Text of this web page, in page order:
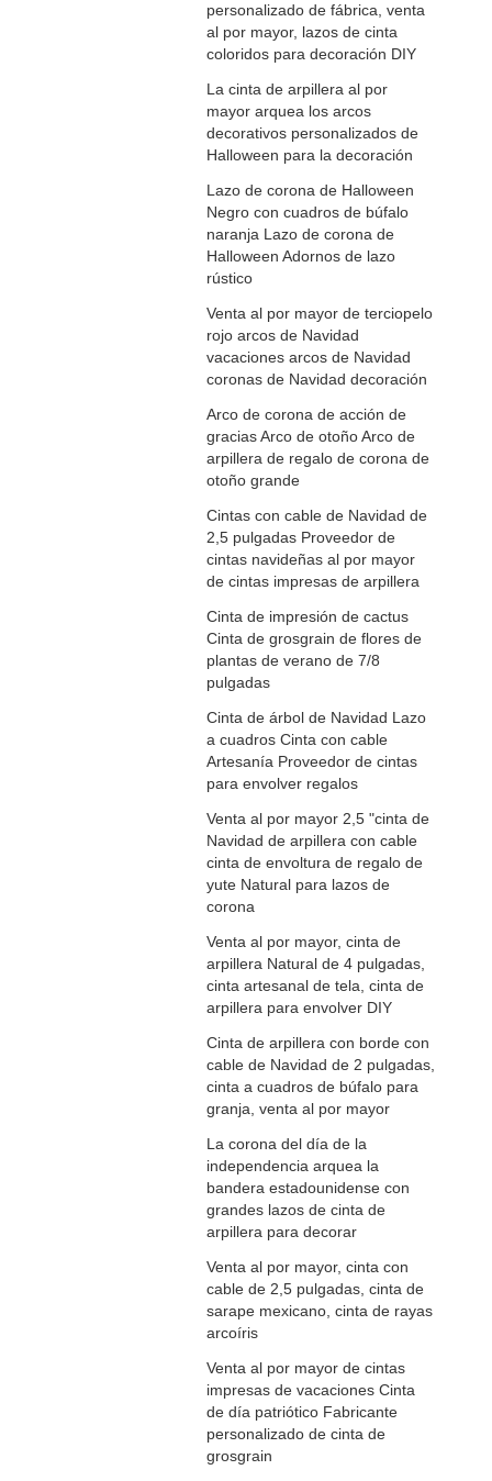
personalizado de fábrica, venta
al por mayor, lazos de cinta
coloridos para decoración DIY
La cinta de arpillera al por
mayor arquea los arcos
decorativos personalizados de
Halloween para la decoración
Lazo de corona de Halloween
Negro con cuadros de búfalo
naranja Lazo de corona de
Halloween Adornos de lazo
rústico
Venta al por mayor de terciopelo
rojo arcos de Navidad
vacaciones arcos de Navidad
coronas de Navidad decoración
Arco de corona de acción de
gracias Arco de otoño Arco de
arpillera de regalo de corona de
otoño grande
Cintas con cable de Navidad de
2,5 pulgadas Proveedor de
cintas navideñas al por mayor
de cintas impresas de arpillera
Cinta de impresión de cactus
Cinta de grosgrain de flores de
plantas de verano de 7/8
pulgadas
Cinta de árbol de Navidad Lazo
a cuadros Cinta con cable
Artesanía Proveedor de cintas
para envolver regalos
Venta al por mayor 2,5 "cinta de
Navidad de arpillera con cable
cinta de envoltura de regalo de
yute Natural para lazos de
corona
Venta al por mayor, cinta de
arpillera Natural de 4 pulgadas,
cinta artesanal de tela, cinta de
arpillera para envolver DIY
Cinta de arpillera con borde con
cable de Navidad de 2 pulgadas,
cinta a cuadros de búfalo para
granja, venta al por mayor
La corona del día de la
independencia arquea la
bandera estadounidense con
grandes lazos de cinta de
arpillera para decorar
Venta al por mayor, cinta con
cable de 2,5 pulgadas, cinta de
sarape mexicano, cinta de rayas
arcoíris
Venta al por mayor de cintas
impresas de vacaciones Cinta
de día patriótico Fabricante
personalizado de cinta de
grosgrain